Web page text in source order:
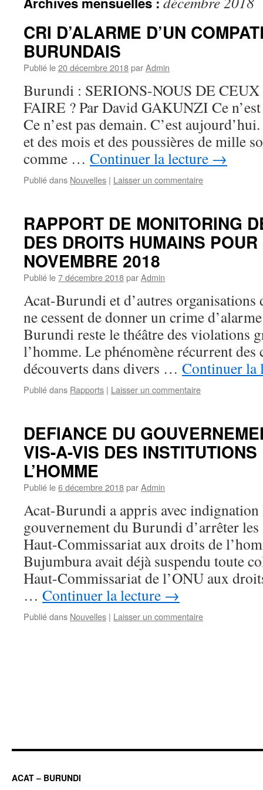
CRI D’ALARME D’UN
BURUNDAIS
Publié le20 décembre 2018parAdmin
Burundi : SERIONS-NOUS DE
FAIRE ? Par David GAKUNZI Ce
Ce n’est pas demain. C’est
et des mois et des poussières de mille
comme … Continuer la lecture →
Publié dans Nouvelles | Laisser un commentaire
RAPPORT DE MONITORING
DES DROITS HUMAINS
NOVEMBRE 2018
Publié le7 décembre 2018parAdmin
Acat-Burundi et d’autres organisations
ne cessent de donner un crime
Burundi reste le théâtre des violations
l’homme. Le phénomène récurrent des
découverts dans divers … Continuer la
Publié dans Rapports | Laisser un commentaire
DEFIANCE DU
VIS-A-VIS DES
L’HOMME
Publié le6 décembre 2018parAdmin
Acat-Burundi a appris avec
gouvernement du Burundi d’arrêter
Haut-Commissariat aux droits de
Bujumbura avait déjà suspendu toute
Haut-Commissariat de l’ONU aux
… Continuer la lecture →
Publié dans Nouvelles | Laisser un commentaire
ACAT – BURUNDI